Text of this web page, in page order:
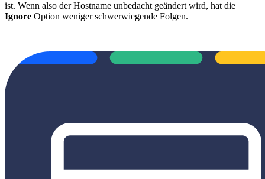
ist. Wenn also der Hostname unbedacht geändert wird, hat die
Ignore Option weniger schwerwiegende Folgen.